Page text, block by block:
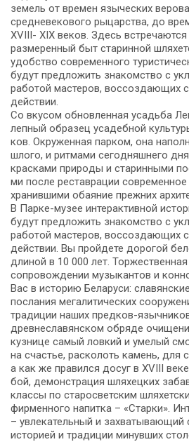
земель от времен языческих
средневекового рыцарства, до
XVIII- XIX веков. Здесь
размеренный быт старинной
удобство современного
будут предложить знакомство с
работой мастеров, воссоздающих
действии.
Со вку­сом об­нов­лен­ная усадь­ба
леп­ный об­ра­зец уса­деб­ной
ков. Окру­жен­ная пар­ком, она
шло­го, и рит­ма­ми се­го­дняш­не­го
крас­ка­ми при­ро­ды и ста­рин­ны­ми
ми по­сле ре­став­ра­ции
хра­нив­ши­ми оба­я­ние преж­них
В Парке-музее интерактивной
будут предложить знакомство с
работой мастеров, воссоздающих
действии. Вы пройдете дорогой
длиной в 10 000 лет.
сопровождении музыкантов и
Вас в историю Беларуси:
послания мегалитических
традиции наших предков-
древнеславянском обряде
кузнице самый ловкий и умелый
на счастье, расколоть камень, для
а как же правился досуг в XVIII
бой, демонстрация шляхецких
классы по старосветским
фирменного напитка – «Старки».
– увлекательный и захватывающий
историей и традиции минувших